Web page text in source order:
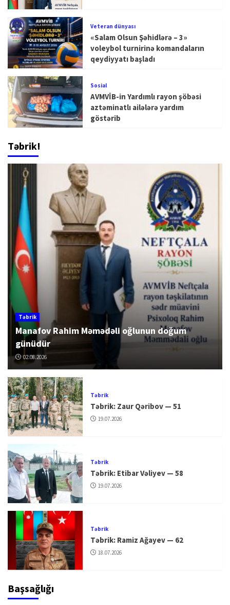
Veteran dünyası
«Salam Olsun Şəhidlərə – 3»
voleybol turnirinə komandaların
qeydiyyatı başladı
Sosial
AVMVİB-in Yardımlı rayon şöbəsi
aztəminatlı ailələrə yardım
göstərib
Təbrik!
Təbrik
Manafov Rahim Məmədəli oğlunun doğum
günüdür
02.08.2026
Təbrik
Təbrik: Zaur Qəribov — 51
19.07.2026
Təbrik
Təbrik: Etibar Vəliyev — 58
19.07.2026
Təbrik
Təbrik: Ramiz Ağayev — 62
18.07.2026
Başsağlığı